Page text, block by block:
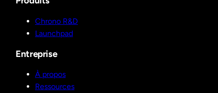
Chrono R&D
Launchpad
Entreprise
À propos
Ressources